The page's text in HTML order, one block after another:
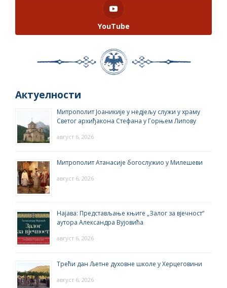
YouTube
Актуелности
Митрополит Јоаникије у недјељу служи у храму
Светог архиђакона Стефана у Горњем Липову
август 6, 2026
Митрополит Атанасије богослужио у Милешеви
август 6, 2026
Најава: Представљање књиге „Залог за вјечност“
аутора Александра Вујовића
август 6, 2026
Трећи дан Љетне духовне школе у Херцеговини
август 6, 2026